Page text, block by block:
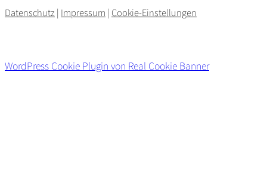
Datenschutz | Impressum | Cookie-Einstellungen
WordPress Cookie Plugin von Real Cookie Banner